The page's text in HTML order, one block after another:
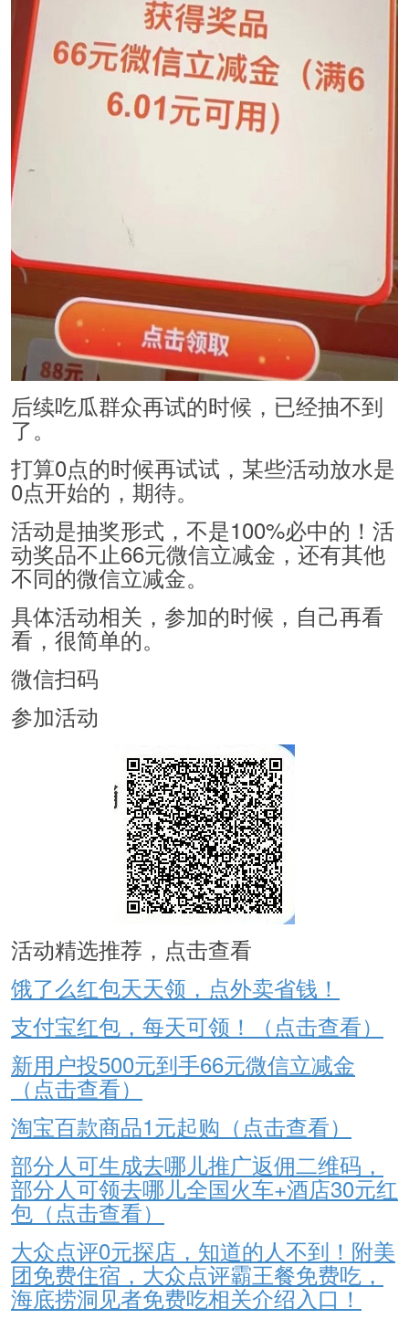
后续吃瓜群众再试的时候，已经抽不到
了。
打算0点的时候再试试，某些活动放水是
0点开始的，期待。
活动是抽奖形式，不是100%必中的！活
动奖品不止66元微信立减金，还有其他
不同的微信立减金。
具体活动相关，参加的时候，自己再看
看，很简单的。
微信扫码
参加活动
活动精选推荐，点击查看
饿了么红包天天领，点外卖省钱！
支付宝红包，每天可领！（点击查看）
新用户投500元到手66元微信立减金
（点击查看）
淘宝百款商品1元起购（点击查看）
部分人可生成去哪儿推广返佣二维码，
部分人可领去哪儿全国火车+酒店30元红
包（点击查看）
大众点评0元探店，知道的人不到！附美
团免费住宿，大众点评霸王餐免费吃，
海底捞洞见者免费吃相关介绍入口！